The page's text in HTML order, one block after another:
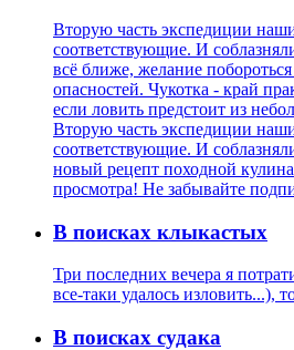
Вторую часть экспедиции
соответствующие. И
всё ближе, желание
опасностей. Чукотка - край
если ловить предстоит из
Вторую часть экспедиции
соответствующие. И
новый рецепт походной
просмотра! Не забывайте
В поисках клыкастых
Три последних вечера я
все-таки удалось изловить...),
В поисках судака